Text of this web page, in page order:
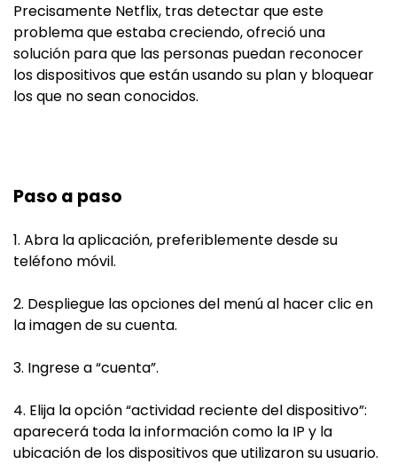
Precisamente Netflix, tras detectar que este
problema que estaba creciendo, ofreció una
solución para que las personas puedan reconocer
los dispositivos que están usando su plan y bloquear
los que no sean conocidos.
Paso a paso
1. Abra la aplicación, preferiblemente desde su
teléfono móvil.
2. Despliegue las opciones del menú al hacer clic en
la imagen de su cuenta.
3. Ingrese a “cuenta”.
4. Elija la opción “actividad reciente del dispositivo”:
aparecerá toda la información como la IP y la
ubicación de los dispositivos que utilizaron su usuario.